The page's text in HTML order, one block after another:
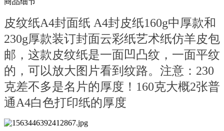
皮纹纸A4封面纸 A4封皮纸160g中厚款和
230g厚款装订封面云彩纸艺术纸仿羊皮包
邮，这款皮纹纸是一面凹凸纹，一面平纹
的，可以放大图片看到纹路。注意：230
克差不多是名片的厚度！160克大概2张普
通A4白色打印纸的厚度